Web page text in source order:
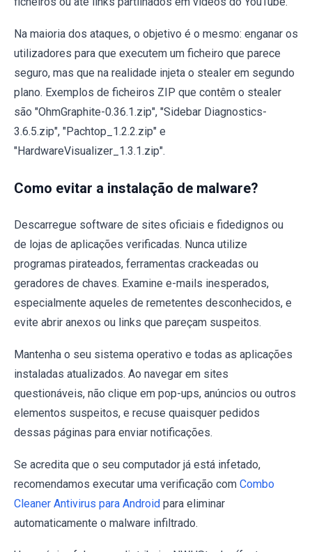
Na maioria dos ataques, o objetivo é o mesmo: enganar os
utilizadores para que executem um ficheiro que parece
seguro, mas que na realidade injeta o stealer em segundo
plano. Exemplos de ficheiros ZIP que contêm o stealer
são "OhmGraphite-0.36.1.zip", "Sidebar Diagnostics-
3.6.5.zip", "Pachtop_1.2.2.zip" e
"HardwareVisualizer_1.3.1.zip".
Como evitar a instalação de malware?
Descarregue software de sites oficiais e fidedignos ou
de lojas de aplicações verificadas. Nunca utilize
programas pirateados, ferramentas crackeadas ou
geradores de chaves. Examine e-mails inesperados,
especialmente aqueles de remetentes desconhecidos, e
evite abrir anexos ou links que pareçam suspeitos.
Mantenha o seu sistema operativo e todas as aplicações
instaladas atualizados. Ao navegar em sites
questionáveis, não clique em pop-ups, anúncios ou outros
elementos suspeitos, e recuse quaisquer pedidos
dessas páginas para enviar notificações.
Se acredita que o seu computador já está infetado,
recomendamos executar uma verificação com Combo
Cleaner Antivirus para Android para eliminar
automaticamente o malware infiltrado.